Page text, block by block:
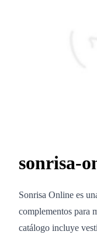
sonrisa-
Sonrisa Online es
complementos para
catálogo incluye